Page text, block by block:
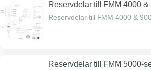
Reservdelar till FMM 4000 &
Reservdelar till FMM 4000 &
Reservdelar till FMM 5000-